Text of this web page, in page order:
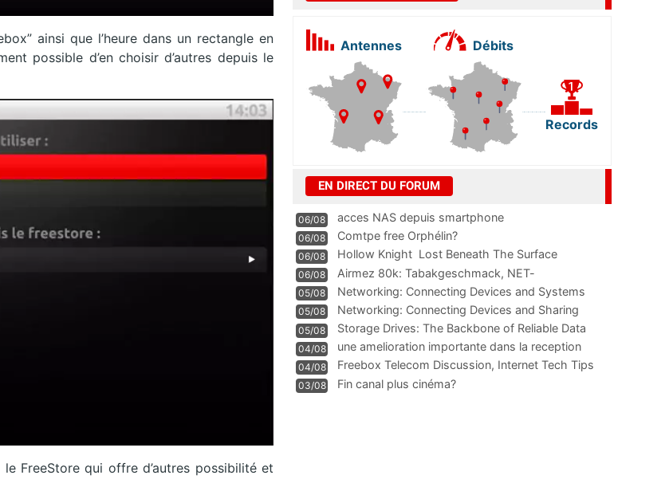
ainsi que l’heure dans un rectangle en
possible d’en choisir d’autres depuis le
FreeStore qui offre d’autres possibilité et
Antennes Débits
Records
EN DIRECT DU FORUM
06/08 acces NAS depuis smartphone
06/08 Comtpe free Orphélin?
06/08 Hollow Knight  Lost Beneath The Surface
06/08
Airmez 80k: Tabakgeschmack, NET-
Technologie und Leistung im
05/08 Networking: Connecting Devices and Systems
05/08
Networking: Connecting Devices and Sharing
Information
05/08
Storage Drives: The Backbone of Reliable Data
Management
04/08
une amelioration importante dans la reception
WIFI
04/08
Freebox Telecom Discussion, Internet Tech Tips
Communi
03/08 Fin canal plus cinéma?